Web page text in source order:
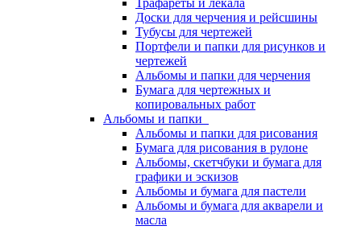
Трафареты и лекала
Доски для черчения и рейсшины
Тубусы для чертежей
Портфели и папки для рисунков и
чертежей
Альбомы и папки для черчения
Бумага для чертежных и
копировальных работ
Альбомы и папки
Альбомы и папки для рисования
Бумага для рисования в рулоне
Альбомы, скетчбуки и бумага для
графики и эскизов
Альбомы и бумага для пастели
Альбомы и бумага для акварели и
масла